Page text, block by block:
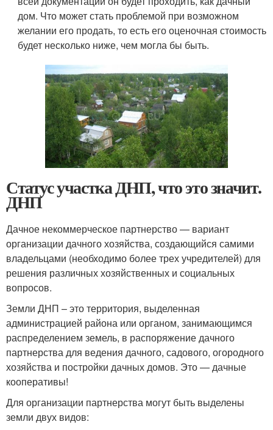
дом. Что может стать проблемой при возможном
желании его продать, то есть его оценочная стоимость
будет несколько ниже, чем могла бы быть.
Статус участка ДНП, что это значит.
ДНП
Дачное некоммерческое партнерство — вариант
организации дачного хозяйства, создающийся самими
владельцами (необходимо более трех учредителей) для
решения различных хозяйственных и социальных
вопросов.
Земли ДНП – это территория, выделенная
администрацией района или органом, занимающимся
распределением земель, в распоряжение дачного
партнерства для ведения дачного, садового, огородного
хозяйства и постройки дачных домов. Это — дачные
кооперативы!
Для организации партнерства могут быть выделены
земли двух видов: